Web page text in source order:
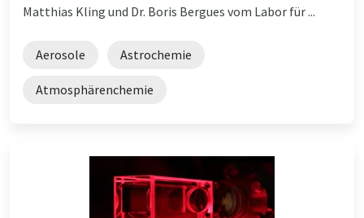
Matthias Kling und Dr. Boris Bergues vom Labor für ...
Aerosole Astrochemie
Atmosphärenchemie